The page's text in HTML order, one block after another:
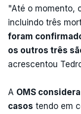
"Até o momento,
incluindo três
foram
os outros três
acrescentou
A OMS
casos tendo em